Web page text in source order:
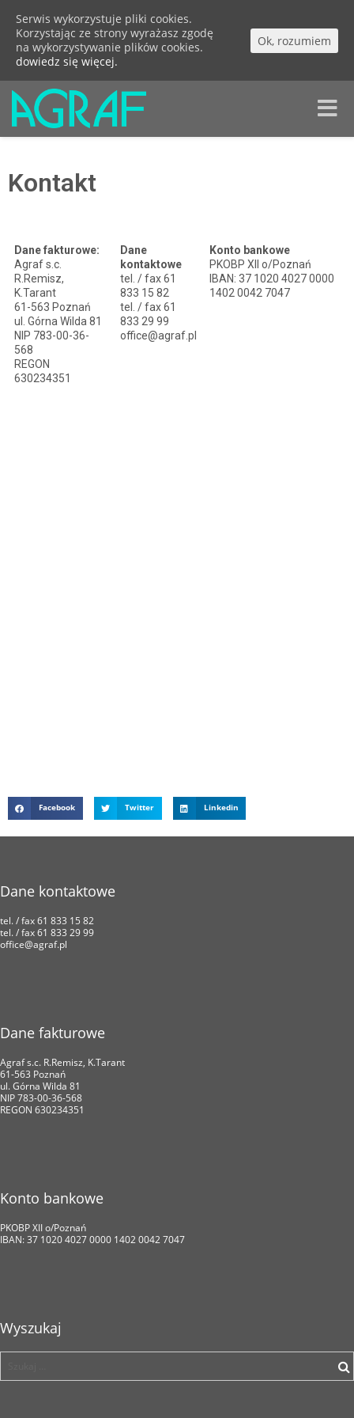
Toggle
Kontakt
Dane fakturowe:
Agraf s.c.
R.Remisz,
K.Tarant
61-563 Poznań
ul. Górna Wilda 81
NIP 783-00-36-
568
REGON
630234351
Dane
kontaktowe
tel. / fax 61
833 15 82
tel. / fax 61
833 29 99
office@agraf.pl
Konto bankowe
PKOBP XII o/Poznań
IBAN: 37 1020 4027 0000
1402 0042 7047
Facebook Twitter Linkedin
Dane kontaktowe
tel. / fax 61 833 15 82
tel. / fax 61 833 29 99
office@agraf.pl
Dane fakturowe
Agraf s.c. R.Remisz, K.Tarant
61-563 Poznań
ul. Górna Wilda 81
NIP 783-00-36-568
REGON 630234351
Konto bankowe
PKOBP XII o/Poznań
IBAN: 37 1020 4027 0000 1402 0042 7047
Wyszukaj
Serwis wykorzystuje pliki cookies.
Korzystając ze strony wyrażasz zgodę
na wykorzystywanie plików cookies.
dowiedz się więcej.
Ok, rozumiem